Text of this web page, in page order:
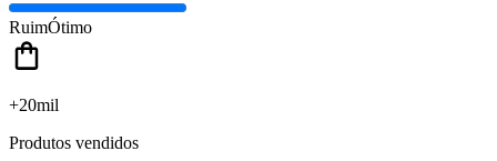
RuimÓtimo
+20mil
Produtos vendidos